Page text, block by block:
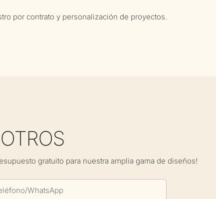
por contrato y personalización de proyectos.
gratuito para nuestra amplia gama de diseños!
WhatsApp